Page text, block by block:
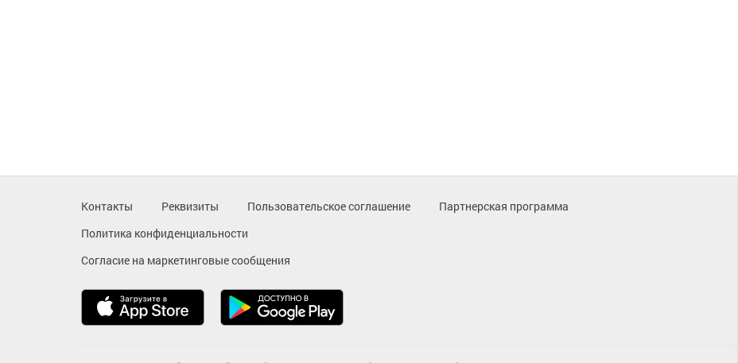
Контакты Реквизиты Пользовательское соглашение
Партнерская программа
Политика конфиденциальности
Согласие на маркетинговые сообщения